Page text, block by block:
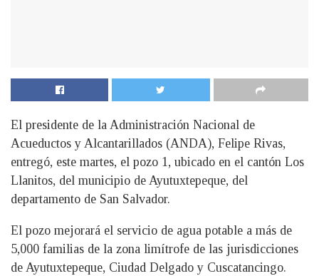
El presidente de la Administración Nacional de
Acueductos y Alcantarillados (ANDA), Felipe Rivas,
entregó, este martes, el pozo 1, ubicado en el cantón Los
Llanitos, del municipio de Ayutuxtepeque, del
departamento de San Salvador.
El pozo mejorará el servicio de agua potable a más de
5,000 familias de la zona limítrofe de las jurisdicciones
de Ayutuxtepeque, Ciudad Delgado y Cuscatancingo.